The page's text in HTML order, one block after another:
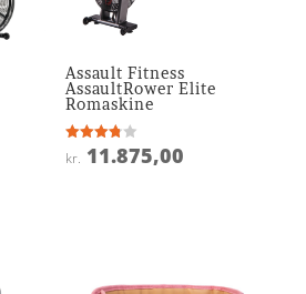
Assault Fitness
AssaultRower Elite
Romaskine
Vurderet
3.8
kr. 11.875,00